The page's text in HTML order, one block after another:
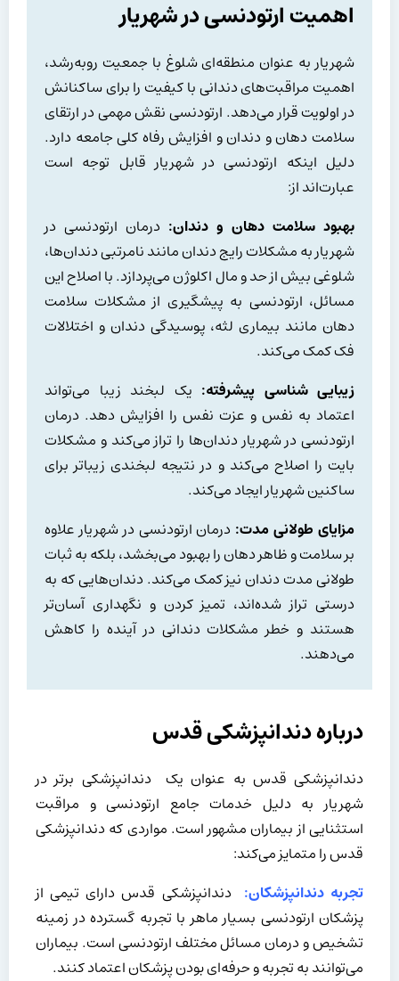
اهمیت ارتودنسی در شهریار
شهریار به عنوان منطقه‌ای شلوغ با جمعیت روبه‌رشد،
اهمیت مراقبت‌های دندانی با کیفیت را برای ساکنانش
در اولویت قرار می‌دهد. ارتودنسی نقش مهمی در ارتقای
سلامت دهان و دندان و افزایش رفاه کلی جامعه دارد.
دلیل اینکه ارتودنسی در شهریار قابل توجه است
عبارت‌اند از:
بهبود سلامت دهان و دندان: درمان ارتودنسی در
شهریار به مشکلات رایج دندان مانند نامرتبی دندان‌ها،
شلوغی بیش از حد و مال اکلوژن می‌پردازد. با اصلاح این
مسائل، ارتودنسی به پیشگیری از مشکلات سلامت
دهان مانند بیماری لثه، پوسیدگی دندان و اختلالات
فک کمک می‌کند.
زیبایی شناسی پیشرفته: یک لبخند زیبا می‌تواند
اعتماد به نفس و عزت نفس را افزایش دهد. درمان
ارتودنسی در شهریار دندان‌ها را تراز می‌کند و مشکلات
بایت را اصلاح می‌کند و در نتیجه لبخندی زیباتر برای
ساکنین شهریار ایجاد می‌کند.
مزایای طولانی مدت: درمان ارتودنسی در شهریار علاوه
بر سلامت و ظاهر دهان را بهبود می‌بخشد، بلکه به ثبات
طولانی مدت دندان نیز کمک می‌کند. دندان‌هایی که به
درستی تراز شده‌اند، تمیز کردن و نگهداری آسان‌تر
هستند و خطر مشکلات دندانی در آینده را کاهش
می‌دهند.
درباره دندانپزشکی قدس
دندانپزشکی قدس به عنوان یک دندانپزشکی برتر در
شهریار به دلیل خدمات جامع ارتودنسی و مراقبت
استثنایی از بیماران مشهور است. مواردی که دندانپزشکی
قدس را متمایز می‌کند:
تجربه دندانپزشکان: دندانپزشکی قدس دارای تیمی از
پزشکان ارتودنسی بسیار ماهر با تجربه گسترده در زمینه
تشخیص و درمان مسائل مختلف ارتودنسی است. بیماران
می‌توانند به تجربه و حرفه‌ای بودن پزشکان اعتماد کنند.